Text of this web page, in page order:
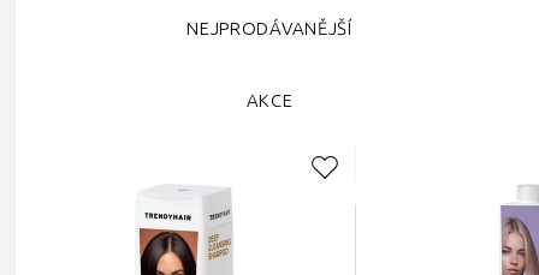
NEJPRODÁVANĚJŠÍ
AKCE